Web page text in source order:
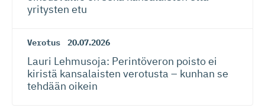
yritysten etu
Verotus 20.07.2026
Lauri Lehmusoja: Perintöveron poisto ei
kiristä kansalaisten verotusta – kunhan se
tehdään oikein